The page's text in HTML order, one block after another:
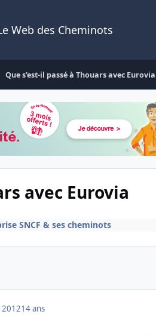
Web des Cheminots
Que s'est-il passé à Thouars avec Eurovia
avec Eurovia
SNCF & ses cheminots
201214 ans